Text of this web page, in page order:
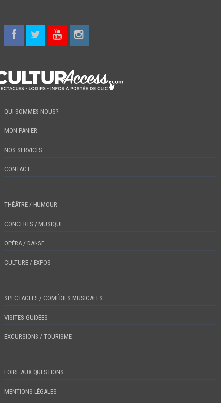
QUI SOMMES-NOUS?
MON PANIER
NOS SERVICES
CONTACT
THÉÂTRE / HUMOUR
CONCERTS / MUSIQUE
OPÉRA / DANSE
CULTURE / EXPOS
SPECTACLES / COMÉDIES MUSICALES
VISITES GUIDÉES
EXCURSIONS / TOURISME
FOIRE AUX QUESTIONS
MENTIONS LÉGALES